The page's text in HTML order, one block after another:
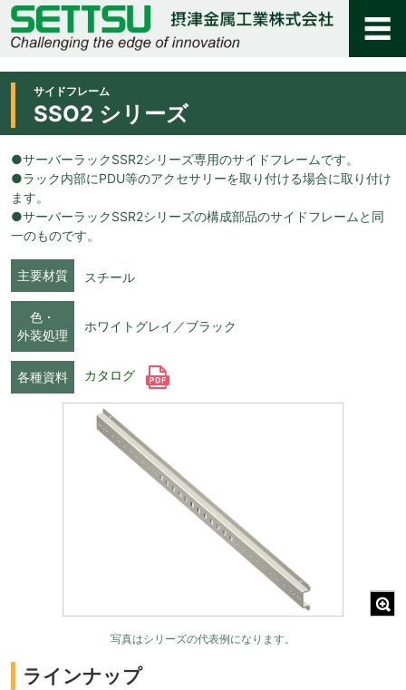
サイドフレーム
SSO2 シリーズ
●サーバーラックSSR2シリーズ専用のサイドフレームです。
●ラック内部にPDU等のアクセサリーを取り付ける場合に取り付け
ます。
●サーバーラックSSR2シリーズの構成部品のサイドフレームと同
一のものです。
主要材質 スチール
色・
外装処理
ホワイトグレイ／ブラック
各種資料 カタログ
写真はシリーズの代表例になります。
ラインナップ